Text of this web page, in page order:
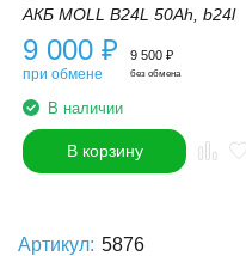
АКБ MOLL B24L 50Ah, b24l
9 000 ₽
при обмене
9 500 ₽
без обмена
В наличии
В корзину
Артикул: 5876